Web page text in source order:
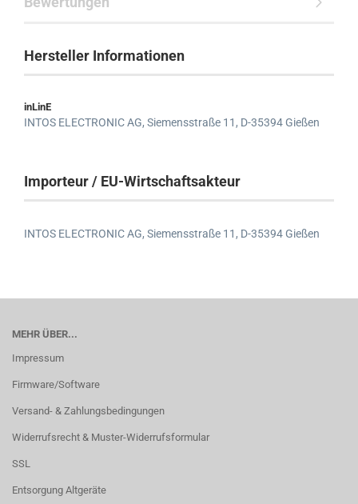
Hersteller Informationen
inLinE
INTOS ELECTRONIC AG, Siemensstraße 11, D-35394 Gießen
Importeur / EU-Wirtschaftsakteur
INTOS ELECTRONIC AG, Siemensstraße 11, D-35394 Gießen
MEHR ÜBER...
Impressum
Firmware/Software
Versand- & Zahlungsbedingungen
Widerrufsrecht & Muster-Widerrufsformular
SSL
Entsorgung Altgeräte